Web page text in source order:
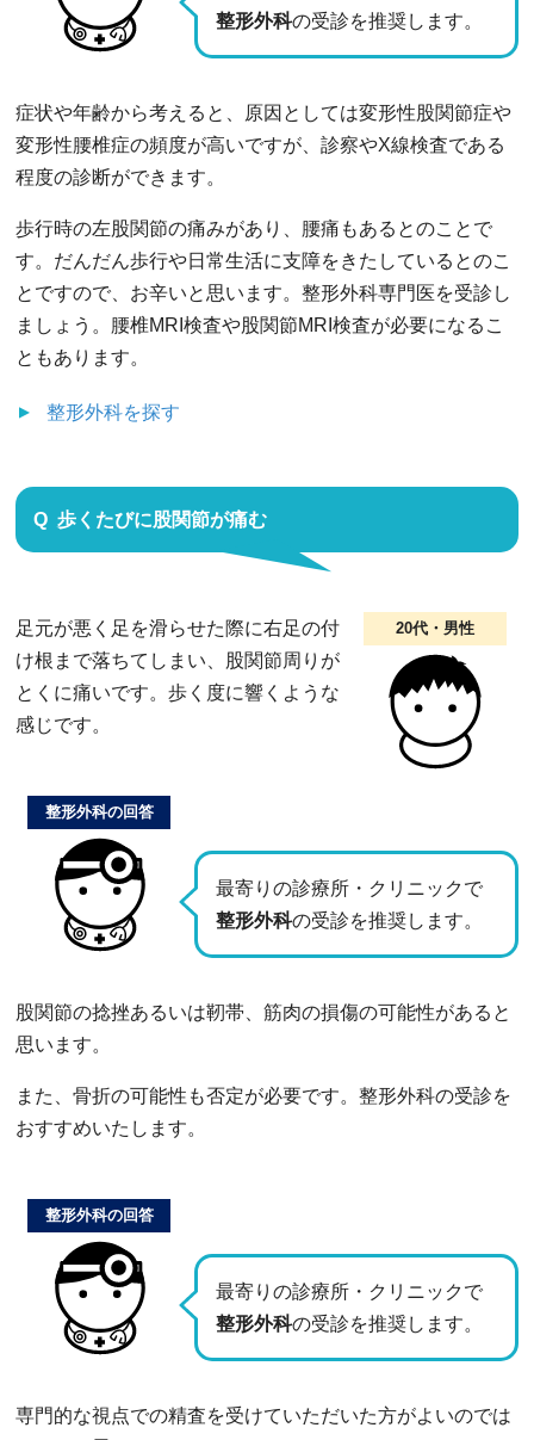
整形外科の受診を推奨します。
症状や年齢から考えると、原因としては変形性股関節症や
変形性腰椎症の頻度が高いですが、診察やX線検査である
程度の診断ができます。
歩行時の左股関節の痛みがあり、腰痛もあるとのことで
す。だんだん歩行や日常生活に支障をきたしているとのこ
とですので、お辛いと思います。整形外科専門医を受診し
ましょう。腰椎MRI検査や股関節MRI検査が必要になるこ
ともあります。
整形外科を探す
歩くたびに股関節が痛む
20代・男性
足元が悪く足を滑らせた際に右足の付
け根まで落ちてしまい、股関節周りが
とくに痛いです。歩く度に響くような
感じです。
最寄りの診療所・クリニックで
整形外科の受診を推奨します。
整形外科の回答
股関節の捻挫あるいは靭帯、筋肉の損傷の可能性があると
思います。
また、骨折の可能性も否定が必要です。整形外科の受診を
おすすめいたします。
最寄りの診療所・クリニックで
整形外科の受診を推奨します。
整形外科の回答
専門的な視点での精査を受けていただいた方がよいのでは